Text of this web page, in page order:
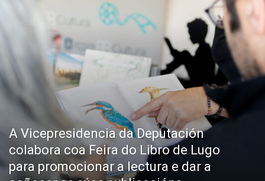
A Vicepresidencia da Deputación
colabora coa Feira do Libro de Lugo
para promocionar a lectura e dar a